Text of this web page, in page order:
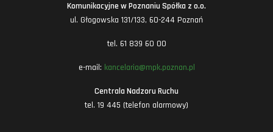
Komunikacyjne w Poznaniu Spółka z o.o.
ul. Głogowska 131/133, 60-244 Poznań
tel. 61 839 60 00
e-mail: kancelaria@mpk.poznan.pl
Centrala Nadzoru Ruchu
tel. 19 445 (telefon alarmowy)